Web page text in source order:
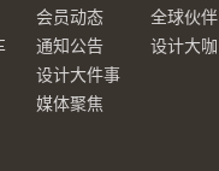
会员动态
通知公告
设计大件事
媒体聚焦
全球伙伴
设计大咖